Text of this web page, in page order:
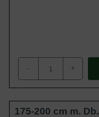
- +
175-200 cm m. Db.